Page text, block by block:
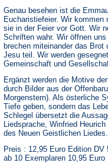
Genau besehen ist die
Eucharistiefeier. Wir
sie in der Feier vor Gott. Wir
Schriften wahr. Wir öffnen
brechen miteinander das
Jesu teil. Wir werden
Gemeinschaft und
Ergänzt werden die Motive
durch Bilder aus der
Morgenstern). Als österliche
Tiefe geben, sondern das
Schlegel übersetzt die
Liedsprache, Winfried
des Neuen Geistlichen Liedes.
Preis : 12,95 Euro Edition DV
ab 10 Exemplaren 10,95 Euro